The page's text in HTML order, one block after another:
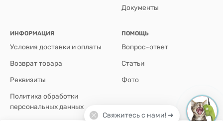
Документы
ИНФОРМАЦИЯ
Условия доставки и оплаты
Возврат товара
Реквизиты
Политика обработки
персональных данных
ПОМОЩЬ
Вопрос-ответ
Статьи
Фото
Свяжитесь с нами! ➜